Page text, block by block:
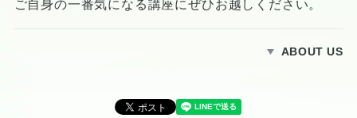
ご自身の一番気になる講座にぜひお越しください。
ABOUT US